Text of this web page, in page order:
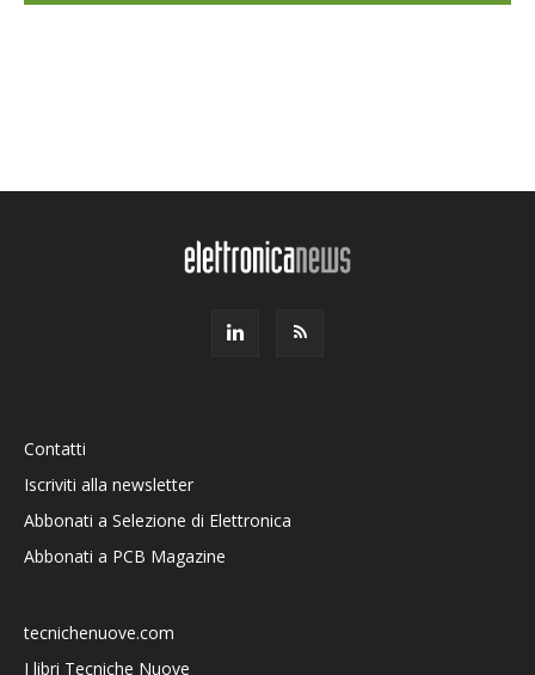
Contatti
Iscriviti alla newsletter
Abbonati a Selezione di Elettronica
Abbonati a PCB Magazine
tecnichenuove.com
I libri Tecniche Nuove